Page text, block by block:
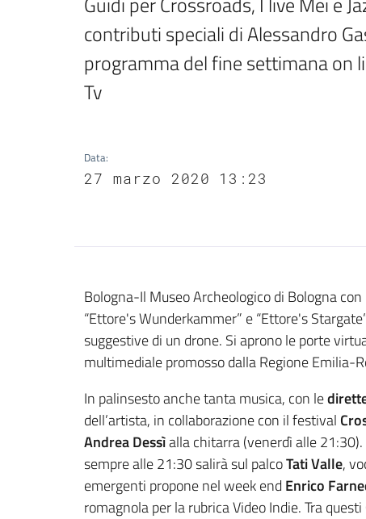
contributi speciali di Alessandro
programma del fine settimana on
Tv
Data:
27 marzo 2020 13:23
Contenuto
Bologna-Il Museo Archeologico di Bologna
“Ettore's Wunderkammer” e “Ettore's
suggestive di un drone. Si aprono le porte
multimediale promosso dalla Regione Emilia-
In palinsesto anche tanta musica, con le
dell’artista, in collaborazione con il festival
Andrea Dessìalla chitarra (venerdì alle
sempre alle 21:30 salirà sul palcoTati Valle,
emergenti propone nel week end Enrico
romagnola per la rubrica Video Indie. Tra questi